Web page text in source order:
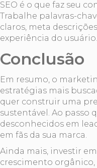
SEO é o que faz seu
Trabalhe palavras-
claros, meta
experiência do usuário.
Conclusão
Em resumo, o
estratégias mais
quer construir uma
sustentável. Ao passo
desconhecidos em
em fãs da sua marca.
Ainda mais, investir
crescimento